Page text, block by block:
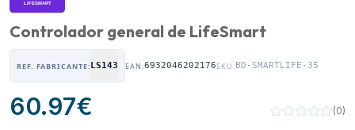
Controlador general de LifeSmart
REF. FABRICANTE:LS143 EAN:6932046202176SKU:BD-SMARTLIFE-35
60.97€ (0)